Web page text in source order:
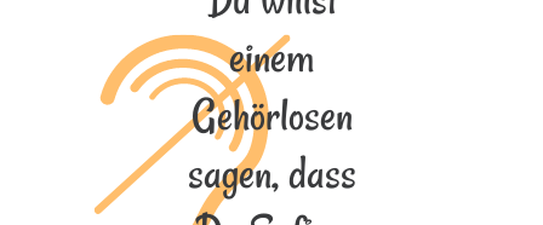
einem
Gehörlosen
sagen, dass